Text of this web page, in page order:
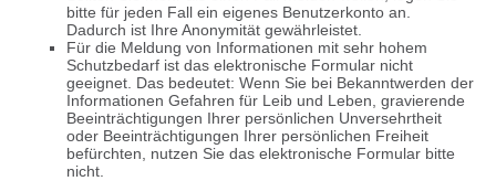
bitte für jeden Fall ein eigenes Benutzerkonto an.
Dadurch ist Ihre Anonymität gewährleistet.
Für die Meldung von Informationen mit sehr hohem
Schutzbedarf ist das elektronische Formular nicht
geeignet. Das bedeutet: Wenn Sie bei Bekanntwerden der
Informationen Gefahren für Leib und Leben, gravierende
Beeinträchtigungen Ihrer persönlichen Unversehrtheit
oder Beeinträchtigungen Ihrer persönlichen Freiheit
befürchten, nutzen Sie das elektronische Formular bitte
nicht.